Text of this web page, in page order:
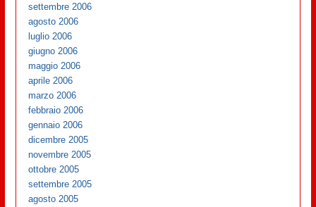
settembre 2006
agosto 2006
luglio 2006
giugno 2006
maggio 2006
aprile 2006
marzo 2006
febbraio 2006
gennaio 2006
dicembre 2005
novembre 2005
ottobre 2005
settembre 2005
agosto 2005